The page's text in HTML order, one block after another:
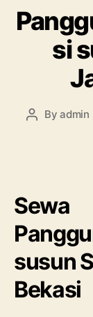
si
PostByadmin
Sewa
susun
Bekasi